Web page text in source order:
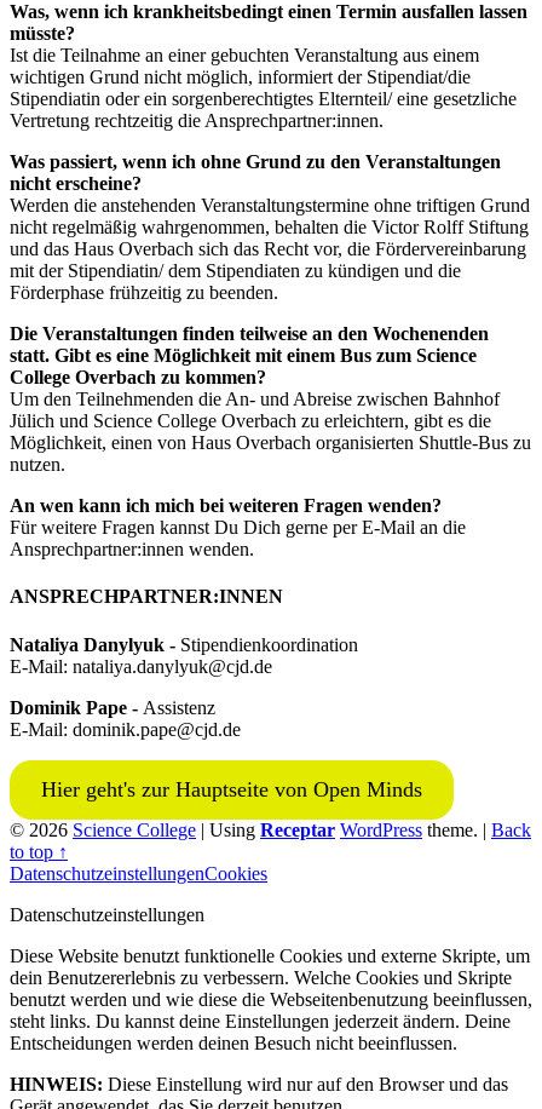
Was, wenn ich krankheitsbedingt einen Termin ausfallen lassen
müsste?
Ist die Teilnahme an einer gebuchten Veranstaltung aus einem
wichtigen Grund nicht möglich, informiert der Stipendiat/die
Stipendiatin oder ein sorgenberechtigtes Elternteil/ eine gesetzliche
Vertretung rechtzeitig die Ansprechpartner:innen.
Was passiert, wenn ich ohne Grund zu den Veranstaltungen
nicht erscheine?
Werden die anstehenden Veranstaltungstermine ohne triftigen Grund
nicht regelmäßig wahrgenommen, behalten die Victor Rolff Stiftung
und das Haus Overbach sich das Recht vor, die Fördervereinbarung
mit der Stipendiatin/ dem Stipendiaten zu kündigen und die
Förderphase frühzeitig zu beenden.
Die Veranstaltungen finden teilweise an den Wochenenden
statt. Gibt es eine Möglichkeit mit einem Bus zum Science
College Overbach zu kommen?
Um den Teilnehmenden die An- und Abreise zwischen Bahnhof
Jülich und Science College Overbach zu erleichtern, gibt es die
Möglichkeit, einen von Haus Overbach organisierten Shuttle-Bus zu
nutzen.
An wen kann ich mich bei weiteren Fragen wenden?
Für weitere Fragen kannst Du Dich gerne per E-Mail an die
Ansprechpartner:innen wenden.
ANSPRECHPARTNER:INNEN
Nataliya Danylyuk - Stipendienkoordination
E-Mail: nataliya.danylyuk@cjd.de
Dominik Pape - Assistenz
E-Mail: dominik.pape@cjd.de
Hier geht's zur Hauptseite von Open Minds
© 2026 Science College | Using Receptar WordPress theme. | Back
to top ↑
DatenschutzeinstellungenCookies
Datenschutzeinstellungen
Diese Website benutzt funktionelle Cookies und externe Skripte, um
dein Benutzererlebnis zu verbessern. Welche Cookies und Skripte
benutzt werden und wie diese die Webseitenbenutzung beeinflussen,
steht links. Du kannst deine Einstellungen jederzeit ändern. Deine
Entscheidungen werden deinen Besuch nicht beeinflussen.
HINWEIS: Diese Einstellung wird nur auf den Browser und das